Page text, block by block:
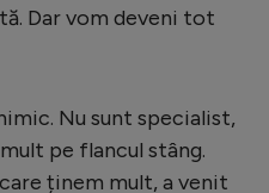
Dar vom deveni tot
Nu sunt specialist,
pe flancul stâng.
ținem mult, a venit